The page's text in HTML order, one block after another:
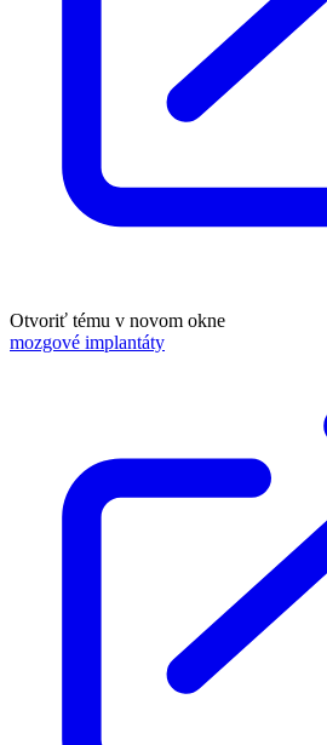
Otvoriť tému v novom okne
mozgové implantáty